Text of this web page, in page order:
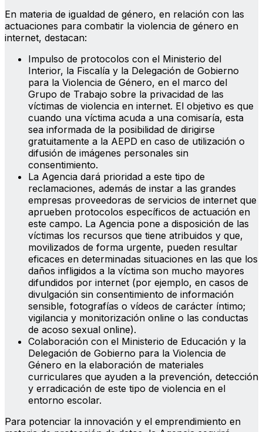
En materia de igualdad de género, en relación con las
actuaciones para combatir la violencia de género en
internet, destacan:
Impulso de protocolos con el Ministerio del
Interior, la Fiscalía y la Delegación de Gobierno
para la Violencia de Género, en el marco del
Grupo de Trabajo sobre la privacidad de las
víctimas de violencia en internet. El objetivo es que
cuando una víctima acuda a una comisaría, esta
sea informada de la posibilidad de dirigirse
gratuitamente a la AEPD en caso de utilización o
difusión de imágenes personales sin
consentimiento.
La Agencia dará prioridad a este tipo de
reclamaciones, además de instar a las grandes
empresas proveedoras de servicios de internet que
aprueben protocolos específicos de actuación en
este campo. La Agencia pone a disposición de las
víctimas los recursos que tiene atribuidos y que,
movilizados de forma urgente, pueden resultar
eficaces en determinadas situaciones en las que los
daños infligidos a la víctima son mucho mayores
difundidos por internet (por ejemplo, en casos de
divulgación sin consentimiento de información
sensible, fotografías o vídeos de carácter íntimo;
vigilancia y monitorización online o las conductas
de acoso sexual online).
Colaboración con el Ministerio de Educación y la
Delegación de Gobierno para la Violencia de
Género en la elaboración de materiales
curriculares que ayuden a la prevención, detección
y erradicación de este tipo de violencia en el
entorno escolar.
Para potenciar la innovación y el emprendimiento en